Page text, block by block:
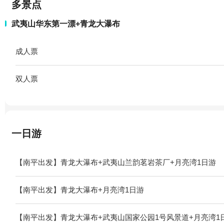
多景点
武夷山华东第一漂+青龙大瀑布
成人票
双人票
一日游
【南平出发】青龙大瀑布+武夷山兰韵茗岩茶厂+月亮湾1日游
【南平出发】青龙大瀑布+月亮湾1日游
【南平出发】青龙大瀑布+武夷山国家公园1号风景道+月亮湾1